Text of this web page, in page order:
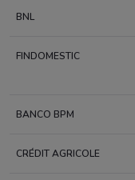
BNL
FINDOMESTIC
BANCO BPM
CRÉDIT AGRICOLE